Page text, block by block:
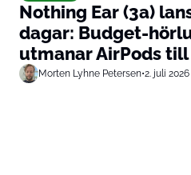
Nothing Ear (3a)
dagar: Budget-
utmanar AirPods
Morten Lyhne Petersen•2. juli 2026